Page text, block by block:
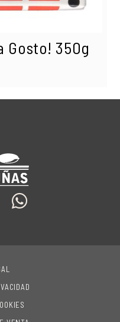
Gosto! 350g